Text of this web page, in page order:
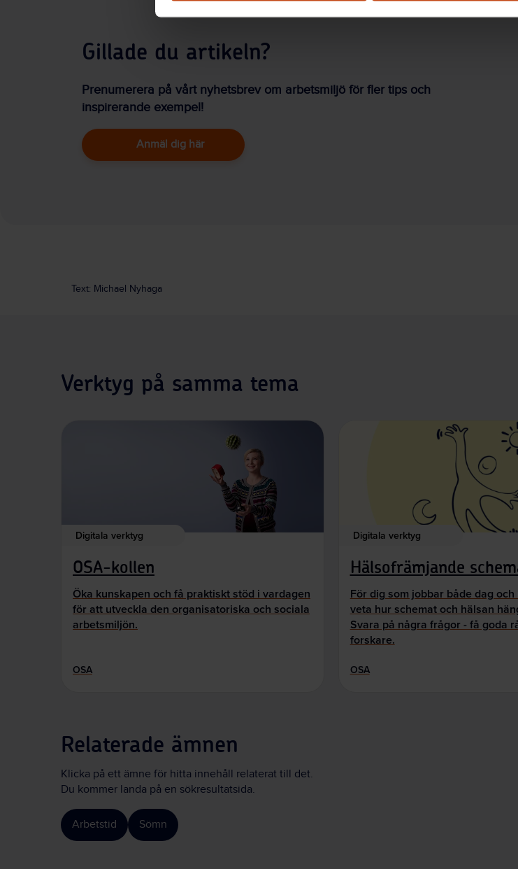
Gillade du artikeln?
Prenumerera på vårt nyhetsbrev om arbetsmiljö för fler tips och
inspirerande exempel!
Anmäl dig här
Text: Michael Nyhaga
Verktyg på samma tema
Digitala verktyg
OSA-kollen
Öka kunskapen och få praktiskt stöd i vardagen
för att utveckla den organisatoriska och sociala
arbetsmiljön.
OSA
Digitala verktyg
Hälsofrämjande
För dig som jobbar både dag
veta hur schemat och hälsan
Svara på några frågor - få goda
forskare.
OSA
Relaterade ämnen
Klicka på ett ämne för hitta innehåll relaterat till det.
Du kommer landa på en sökresultatsida.
Arbetstid Sömn